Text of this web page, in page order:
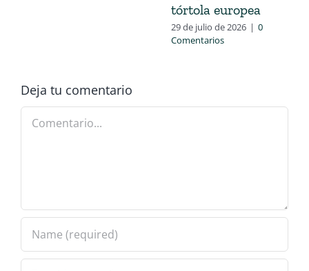
tórtola europea
29 de julio de 2026 | 0
Comentarios
Deja tu comentario
Comentario